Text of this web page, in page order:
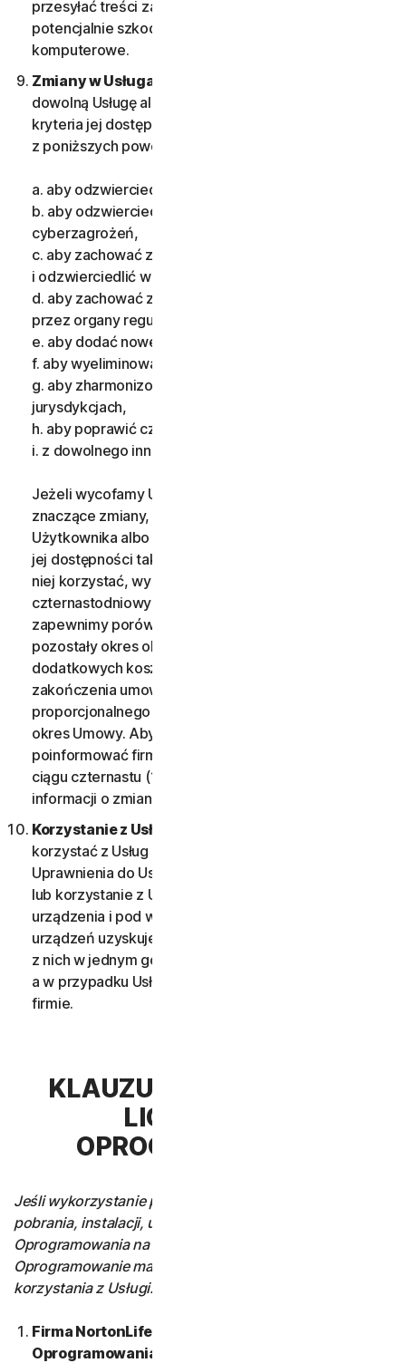
przesyłać treści zawierających jakiekolwiek
potencjalnie szkodliwe programy lub pliki
komputerowe.
Zmiany w Usługach.
dowolną Usługę albo wprowadzić albo zmienić
kryteria jej dostępności z co najmniej jednego
z poniższych powodów:
a. aby odzwierciedlić zmiany technologiczne,
b. aby odzwierciedlić zmiany w naturze
cyberzagrożeń,
c. aby zachować zgodność z przepisami
i odzwierciedlić wprowadzone w nich zmiany,
d. aby zachować zgodność z wymogami nakładanymi
przez organy regulacyjne,
e. aby dodać nowe funkcje,
f. aby wyeliminować błąd,
g. aby zharmonizować usługi lub ich warunki w wielu
jurysdykcjach,
h. aby poprawić czytelność pewnych warunków,
i. z dowolnego innego uzasadnionego powodu.
Jeżeli wycofamy Usługę, wprowadzimy w niej
znaczące zmiany, które będą szkodliwe dla
Użytkownika albo wprowadzimy lub zmienimy kryteria
jej dostępności tak, że Użytkownik nie będzie mógł z
niej korzystać, wyślemy powiadomienie z
czternastodniowym (14) wyprzedzeniem i (i)
zapewnimy porównywalne bądź lepsze usługi na
pozostały okres obowiązywania Usługi bez żadnych
dodatkowych kosztów lub (ii) zapewnimy opcję
zakończenia umowy oraz otrzymania
proporcjonalnego zwrotu pieniędzy za pozostały
okres Umowy. Aby skorzystać z tego prawa, należy
poinformować firmę o zamiarze rozwiązania umowy w
ciągu czternastu (14) dni od momentu otrzymania
informacji o zmianie i prawie do rozwiązania umowy.
Korzystanie z Usług w sieci.
korzystać z Usług w sieci, pod warunkiem że
Uprawnienia do Usług dopuszczają dostęp do Usług
lub korzystanie z Usług za pomocą więcej niż jednego
urządzenia i pod warunkiem, że każde z tych
urządzeń uzyskuje dostęp do Usług oraz korzysta
z nich w jednym gospodarstwie domowym,
a w przypadku Usług biznesowych – w jednej Małej
firmie.
KLAUZULA 3 — WARUNKI
LICENCJI NA
OPROGRAMOWANIE
Jeśli wykorzystanie przez Użytkownika Usługi wymaga
pobrania, instalacji, uzyskania dostępu lub użycia
Oprogramowania na urządzeniu, Warunki licencji na
Oprogramowanie mają zastosowanie również do
korzystania z Usługi.
Firma NortonLifeLock jest właścicielem
Oprogramowania.